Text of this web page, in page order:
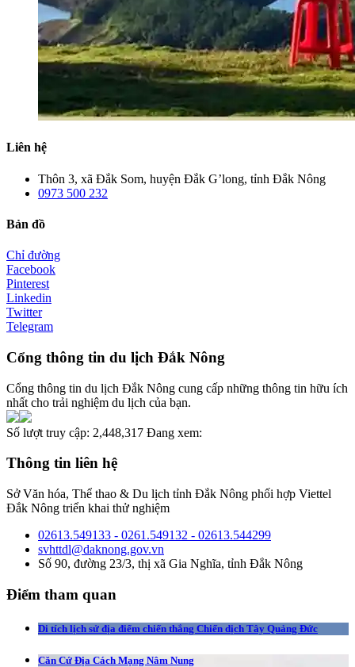
Liên hệ
Thôn 3, xã Đắk Som, huyện Đắk G’long, tỉnh Đắk Nông
0973 500 232
Bản đồ
Chỉ đường
Facebook
Pinterest
Linkedin
Twitter
Telegram
Cổng thông tin du lịch Đắk Nông
Cổng thông tin du lịch Đắk Nông cung cấp những thông tin hữu ích
nhất cho trải nghiệm du lịch của bạn.
Số lượt truy cập: 2,448,317 Đang xem:
Thông tin liên hệ
Sở Văn hóa, Thể thao & Du lịch tỉnh Đắk Nông phối hợp Viettel
Đắk Nông triển khai thử nghiệm
02613.549133 - 0261.549132 - 02613.544299
svhttdl@daknong.gov.vn
Số 90, đường 23/3, thị xã Gia Nghĩa, tỉnh Đắk Nông
Điểm tham quan
Di tích lịch sử địa điểm chiến thắng Chiến dịch Tây Quảng Đức
Căn Cứ Địa Cách Mạng Nâm Nung